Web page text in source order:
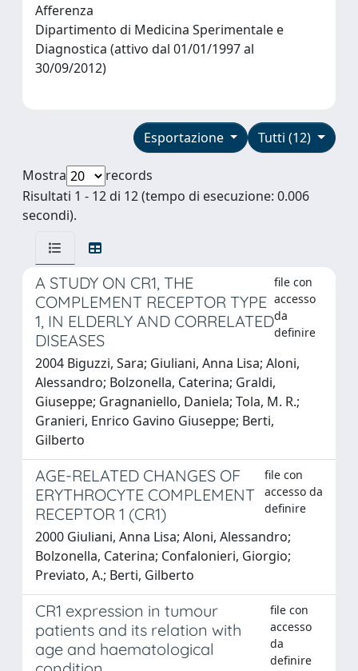
Afferenza
Dipartimento di Medicina Sperimentale e
Diagnostica (attivo dal 01/01/1997 al
30/09/2012)
Tutti (12)
Esportazione
Mostra
records
Risultati 1 - 12 di 12 (tempo di esecuzione: 0.006
secondi).
A STUDY ON CR1, THE
COMPLEMENT RECEPTOR TYPE
1, IN ELDERLY AND CORRELATED
DISEASES
file con
accesso
da
definire
2004 Biguzzi, Sara; Giuliani, Anna Lisa; Aloni,
Alessandro; Bolzonella, Caterina; Graldi,
Giuseppe; Gragnaniello, Daniela; Tola, M. R.;
Granieri, Enrico Gavino Giuseppe; Berti,
Gilberto
AGE-RELATED CHANGES OF
ERYTHROCYTE COMPLEMENT
RECEPTOR 1 (CR1)
file con
accesso da
definire
2000 Giuliani, Anna Lisa; Aloni, Alessandro;
Bolzonella, Caterina; Confalonieri, Giorgio;
Previato, A.; Berti, Gilberto
CR1 expression in tumour
patients and its relation with
age and haematological
file con
accesso
da
definire